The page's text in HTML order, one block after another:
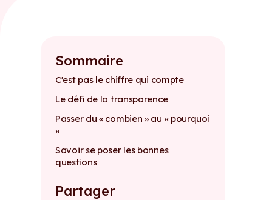
Sommaire
C'est pas le chiffre qui compte
Le défi de la transparence
Passer du « combien » au « pourquoi
»
Savoir se poser les bonnes
questions
Partager